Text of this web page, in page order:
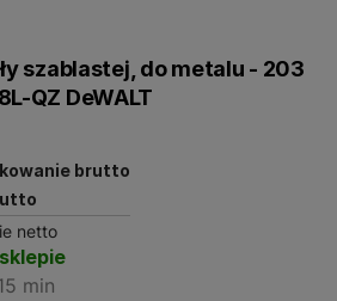
szablastej, do metalu - 203
QZ DeWALT
brutto
netto
min